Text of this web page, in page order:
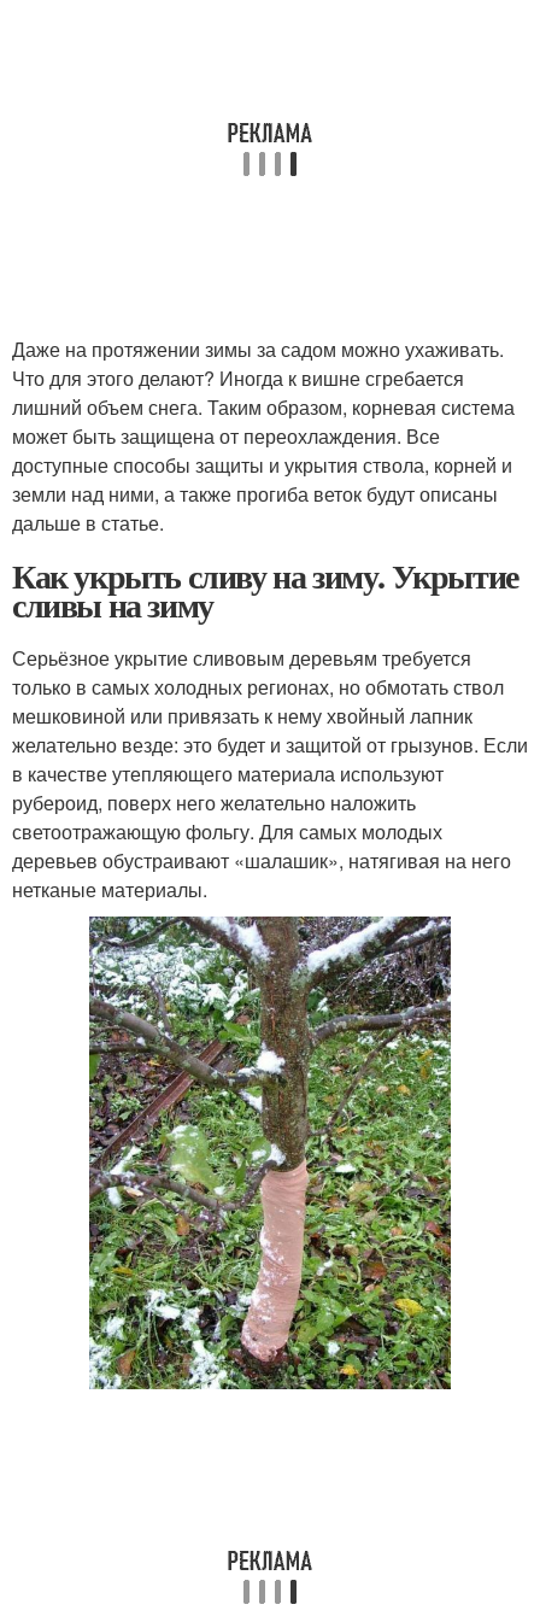
Даже на протяжении зимы за садом можно ухаживать.
Что для этого делают? Иногда к вишне сгребается
лишний объем снега. Таким образом, корневая система
может быть защищена от переохлаждения. Все
доступные способы защиты и укрытия ствола, корней и
земли над ними, а также прогиба веток будут описаны
дальше в статье.
Как укрыть сливу на зиму. Укрытие
сливы на зиму
Серьёзное укрытие сливовым деревьям требуется
только в самых холодных регионах, но обмотать ствол
мешковиной или привязать к нему хвойный лапник
желательно везде: это будет и защитой от грызунов. Если
в качестве утепляющего материала используют
рубероид, поверх него желательно наложить
светоотражающую фольгу. Для самых молодых
деревьев обустраивают «шалашик», натягивая на него
нетканые материалы.